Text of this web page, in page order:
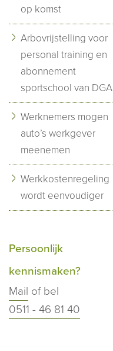
op komst
Arbovrijstelling voor
personal training en
abonnement
sportschool van DGA
Werknemers mogen
auto’s werkgever
meenemen
Werkkostenregeling
wordt eenvoudiger
Persoonlijk
kennismaken?
Mail of bel
0511 - 46 81 40